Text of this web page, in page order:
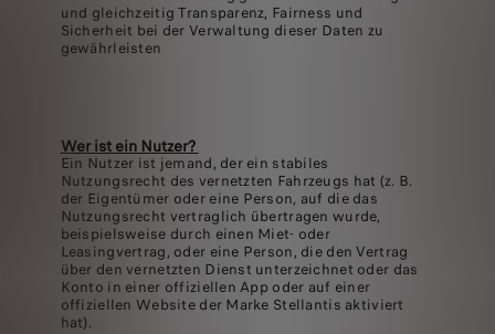
und gleichzeitig Transparenz, Fairness und
Sicherheit bei der Verwaltung dieser Daten zu
gewährleisten
Wer ist ein Nutzer?
Ein Nutzer ist jemand, der ein stabiles
Nutzungsrecht des vernetzten Fahrzeugs hat (z. B.
der Eigentümer oder eine Person, auf die das
Nutzungsrecht vertraglich übertragen wurde,
beispielsweise durch einen Miet- oder
Leasingvertrag, oder eine Person, die den Vertrag
über den vernetzten Dienst unterzeichnet oder das
Konto in einer offiziellen App oder auf einer
offiziellen Website der Marke Stellantis aktiviert
hat).